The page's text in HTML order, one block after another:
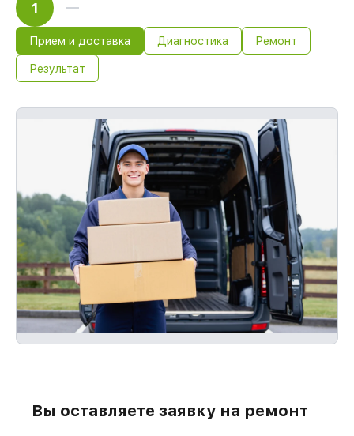
1
Прием и доставка Диагностика Ремонт
Результат
Вы оставляете заявку на ремонт